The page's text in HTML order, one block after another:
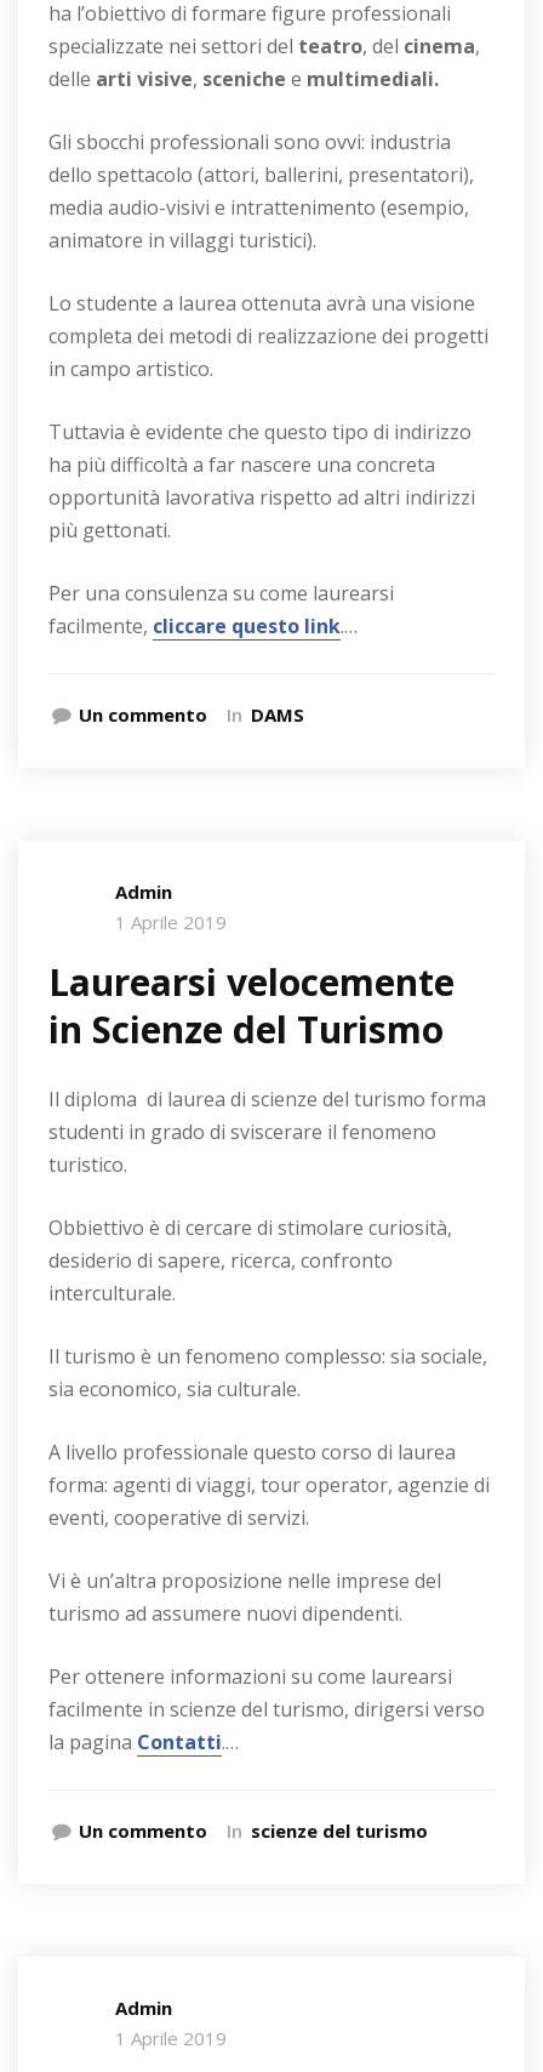
ha l’obiettivo di formare figure professionali
specializzate nei settori del teatro, del cinema,
delle arti visive, sceniche e multimediali.
Gli sbocchi professionali sono ovvi: industria
dello spettacolo (attori, ballerini, presentatori),
media audio-visivi e intrattenimento (esempio,
animatore in villaggi turistici).
Lo studente a laurea ottenuta avrà una visione
completa dei metodi di realizzazione dei progetti
in campo artistico.
Tuttavia è evidente che questo tipo di indirizzo
ha più difficoltà a far nascere una concreta
opportunità lavorativa rispetto ad altri indirizzi
più gettonati.
Per una consulenza su come laurearsi
facilmente, cliccare questo link.…
Un commento In DAMS
Admin
1 Aprile 2019
Laurearsi velocemente
in Scienze del Turismo
Il diploma di laurea di scienze del turismo forma
studenti in grado di sviscerare il fenomeno
turistico.
Obbiettivo è di cercare di stimolare curiosità,
desiderio di sapere, ricerca, confronto
interculturale.
Il turismo è un fenomeno complesso: sia sociale,
sia economico, sia culturale.
A livello professionale questo corso di laurea
forma: agenti di viaggi, tour operator, agenzie di
eventi, cooperative di servizi.
Vi è un’altra proposizione nelle imprese del
turismo ad assumere nuovi dipendenti.
Per ottenere informazioni su come laurearsi
facilmente in scienze del turismo, dirigersi verso
la pagina Contatti.…
Un commento In scienze del turismo
Admin
1 Aprile 2019